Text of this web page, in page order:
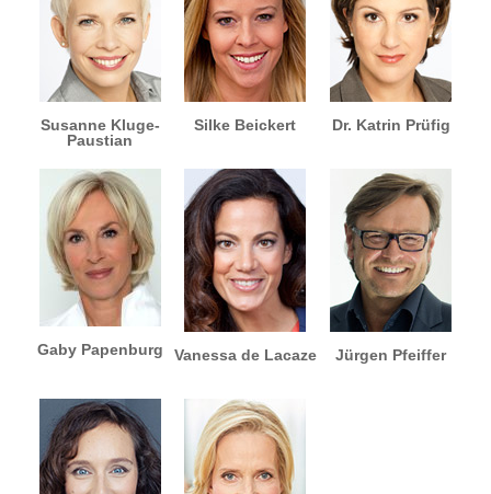
Susanne Kluge-
Paustian
Silke Beickert Dr. Katrin Prüfig
Gaby Papenburg Vanessa de Lacaze Jürgen Pfeiffer